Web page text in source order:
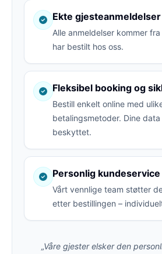
Ekte gjesteanmeldelser
Alle anmeldelser kommer
har bestilt hos oss.
Fleksibel booking og
Bestill enkelt online med
betalingsmetoder. Dine
beskyttet.
Personlig kundeservice
Vårt vennlige team støtter
etter bestillingen –
„Våre gjester elsker den